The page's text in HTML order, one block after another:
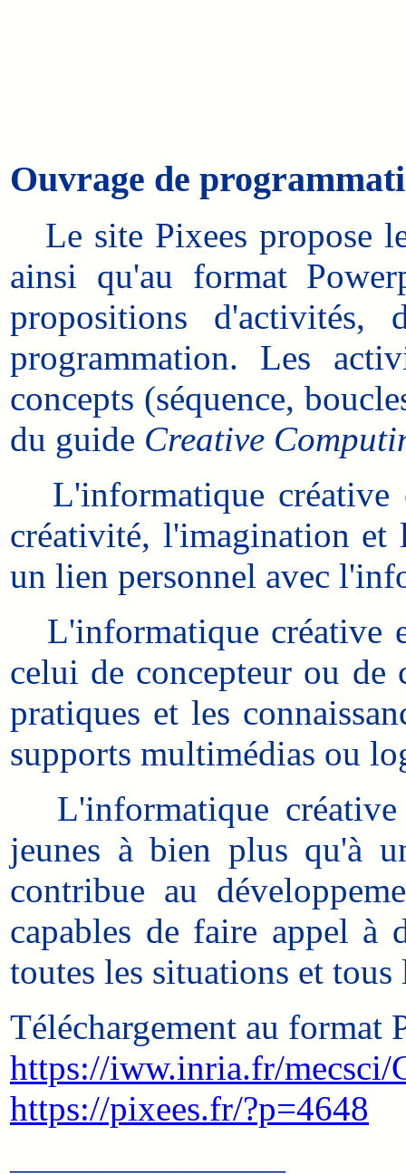
Ouvrage de
Le site Pixees propose
ainsi qu'au format
propositions
programmation. Les
concepts (séquence,
du guide Creative
L'informatique créative
créativité, l'imagination et
un lien personnel avec
L'informatique créative
celui de concepteur ou de
pratiques et les
supports multimédias ou
L'informatique créative
jeunes à bien plus qu'à
contribue au
capables de faire appel à
toutes les situations et tous
Téléchargement au format
https://iww.inria.fr/mecsci/
https://pixees.fr/?p=4648